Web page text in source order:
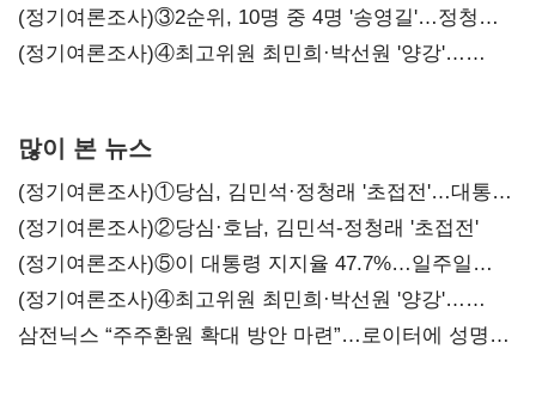
(정기여론조사)③2순위, 10명 중 4명 '송영길'…정청래
'한 자릿수'
(정기여론조사)④최고위원 최민희·박선원 '양강'…
많이 본 뉴스
(정기여론조사)①당심, 김민석·정청래 '초접전'…대통령
지지도 '50% 아래로'(종합)
(정기여론조사)②당심·호남, 김민석-정청래 '초접전'
(정기여론조사)⑤이 대통령 지지율 47.7%…일주일
만에 다시 40%대
(정기여론조사)④최고위원 최민희·박선원 '양강'…
서미화·이성윤·임미애 뒤이어
삼전닉스 “주주환원 확대 방안 마련”…로이터에 성명